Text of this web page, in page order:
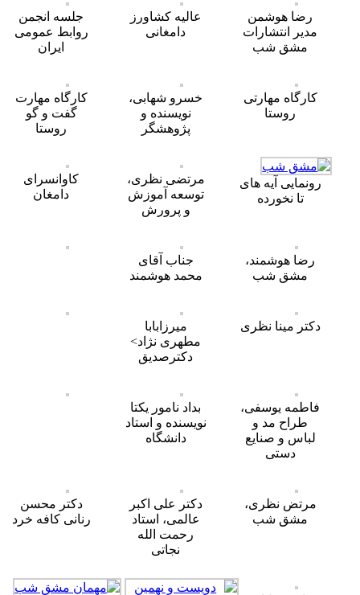
رضا هوشمن
مدیر انتشارات
مشق شب
عالیه کشاورز
دامغانی
جلسه انجمن
روابط عمومی
ایران
کارگاه مهارتی
روستا
خسرو شهابی،
نویسنده و
پژوهشگر
کارگاه مهارت
گفت و گو
روستا
رونمایی آیه های
تا نخورده
مرتضی نظری،
توسعه آموزش
و پرورش
کاوانسرای
دامغان
رضا هوشمند،
مشق شب
جناب آقای
محمد هوشمند
دکتر مینا نظری
میرزابابا
مطهری نژاد>
دکترصدیق
فاطمه یوسفی،
طراح مد و
لباس و صنایع
دستی
بداد نامور یکتا
نویسنده و استاد
دانشگاه
مرتض نظری،
مشق شب
دکتر علی اکبر
عالمی، استاد
رحمت الله
نجاتی
دکتر محسن
رنانی کافه خرد